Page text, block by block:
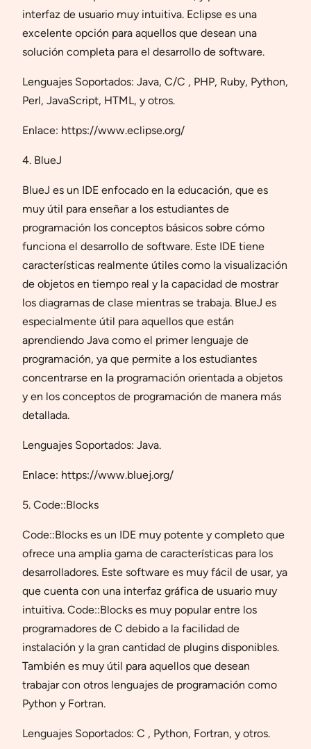
interfaz de usuario muy intuitiva. Eclipse es una
excelente opción para aquellos que desean una
solución completa para el desarrollo de software.
Lenguajes Soportados: Java, C/C , PHP, Ruby, Python,
Perl, JavaScript, HTML, y otros.
Enlace: https://www.eclipse.org/
4. BlueJ
BlueJ es un IDE enfocado en la educación, que es
muy útil para enseñar a los estudiantes de
programación los conceptos básicos sobre cómo
funciona el desarrollo de software. Este IDE tiene
características realmente útiles como la visualización
de objetos en tiempo real y la capacidad de mostrar
los diagramas de clase mientras se trabaja. BlueJ es
especialmente útil para aquellos que están
aprendiendo Java como el primer lenguaje de
programación, ya que permite a los estudiantes
concentrarse en la programación orientada a objetos
y en los conceptos de programación de manera más
detallada.
Lenguajes Soportados: Java.
Enlace: https://www.bluej.org/
5. Code::Blocks
Code::Blocks es un IDE muy potente y completo que
ofrece una amplia gama de características para los
desarrolladores. Este software es muy fácil de usar, ya
que cuenta con una interfaz gráfica de usuario muy
intuitiva. Code::Blocks es muy popular entre los
programadores de C debido a la facilidad de
instalación y la gran cantidad de plugins disponibles.
También es muy útil para aquellos que desean
trabajar con otros lenguajes de programación como
Python y Fortran.
Lenguajes Soportados: C , Python, Fortran, y otros.